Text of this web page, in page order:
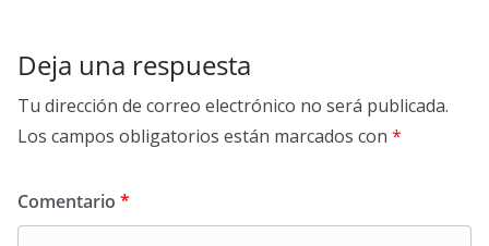
Deja una respuesta
Tu dirección de correo electrónico no será publicada.
Los campos obligatorios están marcados con *
Comentario *